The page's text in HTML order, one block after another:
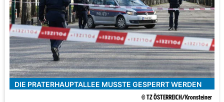
DIE PRATERHAUPTALLEE MUSSTE GESPERRT WERDEN
© TZ ÖSTERREICH/Kronsteiner